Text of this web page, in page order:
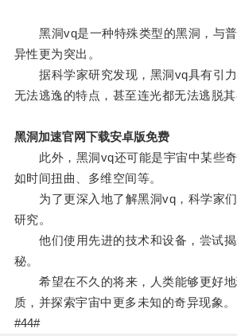
黑洞vq是一种特殊类型的黑洞，与普
异性更为突出。
据科学家研究发现，黑洞vq具有引力
无法逃逸的特点，甚至连光都无法逃脱其
黑洞加速官网下载安卓版免费
此外，黑洞vq还可能是宇宙中某些奇
如时间扭曲、多维空间等。
为了更深入地了解黑洞vq，科学家们
研究。
他们使用先进的技术和设备，尝试揭
秘。
希望在不久的将来，人类能够更好地
质，并探索宇宙中更多未知的奇异现象。
#44#